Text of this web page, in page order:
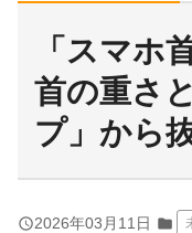
「スマホ
首の重さ
プ」から
query_builder2026年03月11日 folder